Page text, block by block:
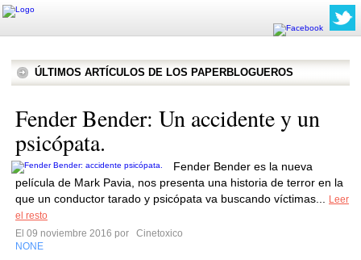
ÚLTIMOS ARTÍCULOS DE LOS PAPERBLOGUEROS
Fender Bender: Un accidente y un
psicópata.
Fender Bender es la nueva
película de Mark Pavia, nos presenta una historia de terror en la
que un conductor tarado y psicópata va buscando víctimas...
Leer
el resto
El 09 noviembre 2016 por
Cinetoxico
NONE